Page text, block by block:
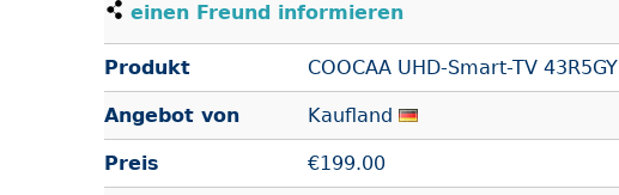
einen Freund informieren
Produkt COOCAA UHD-Smart-TV 43R5GY
Angebot von Kaufland
Preis €199.00